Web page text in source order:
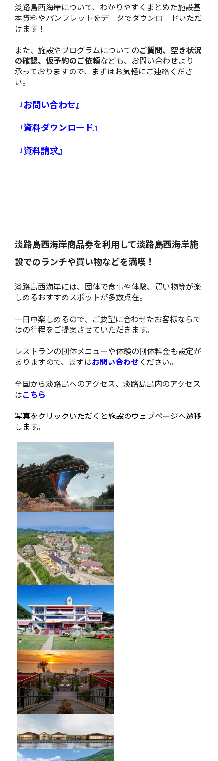
淡路島西海岸について、わかりやすくまとめた施設基
本資料やパンフレットをデータでダウンロードいただ
けます！
また、施設やプログラムについてのご質問、空き状況
の確認、仮予約のご依頼なども、お問い合わせより
承っておりますので、まずはお気軽にご連絡くださ
い。
『お問い合わせ』
『資料ダウンロード』
『資料請求』
淡路島西海岸商品券を利用して淡路島西海岸施
設でのランチや買い物などを満喫！
淡路島西海岸には、団体で食事や体験、買い物等が楽
しめるおすすめスポットが多数点在。
一日中楽しめるので、ご要望に合わせたお客様ならで
はの行程をご提案させていただきます。
レストランの団体メニューや体験の団体料金も設定が
ありますので、まずはお問い合わせください。
全国から淡路島へのアクセス、淡路島島内のアクセス
はこちら
写真をクリックいただくと施設のウェブページへ遷移
します。
GRAND CHARIOT 北斗七星135°